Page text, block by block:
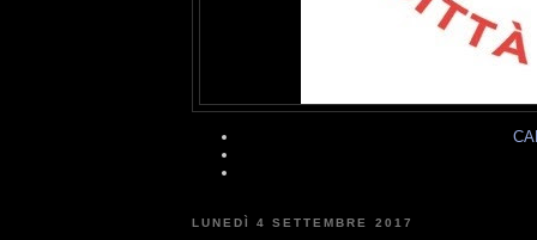
LUNEDÌ 4 SETTEMBRE 2017